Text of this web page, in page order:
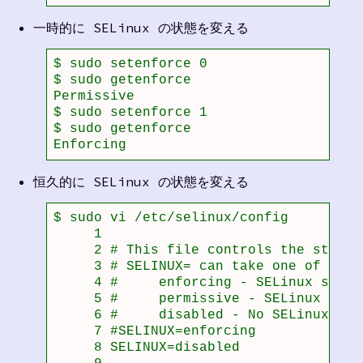
一時的に SELinux の状態を変える
$ sudo setenforce 0
$ sudo getenforce
Permissive
$ sudo setenforce 1
$ sudo getenforce
Enforcing
恒久的に SELinux の状態を変える
$ sudo vi /etc/selinux/config
     1
2 # This file controls the state
3 # SELINUX= can take one of
4 #     enforcing - SELinux
5 #     permissive - SELinux
6 #     disabled - No SELinux
     7 #SELINUX=enforcing
     8 SELINUX=disabled